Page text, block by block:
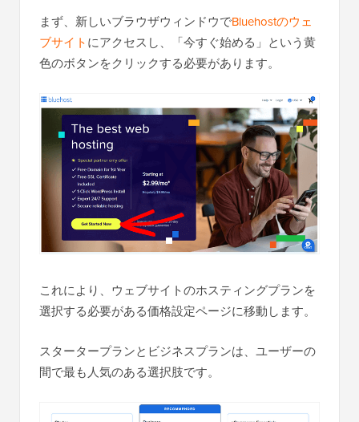
まず、新しいブラウザウィンドウでBluehostのウェ
ブサイトにアクセスし、「今すぐ始める」という黄
色のボタンをクリックする必要があります。
これにより、ウェブサイトのホスティングプランを
選択する必要がある価格設定ページに移動します。
スタータープランとビジネスプランは、ユーザーの
間で最も人気のある選択肢です。